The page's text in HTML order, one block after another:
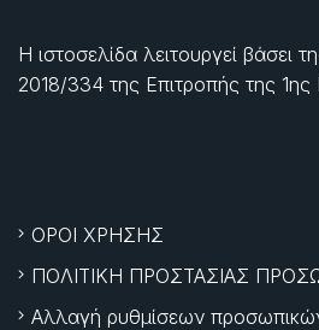
Η ιστοσελίδα λειτουργεί βάσει
2018/334 της Επιτροπής της 1ης
ΟΡΟΙ ΧΡΗΣΗΣ
ΠΟΛΙΤΙΚΗ ΠΡΟΣΤΑΣΙΑΣ
Αλλαγή ρυθμίσεων